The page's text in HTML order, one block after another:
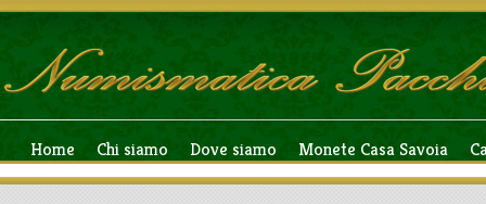
Home Chi siamo Dove siamo Monete Casa Savoia